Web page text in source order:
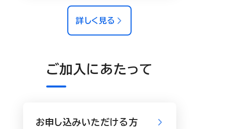
詳しく見る
ご加入にあたって
お申し込みいただける方